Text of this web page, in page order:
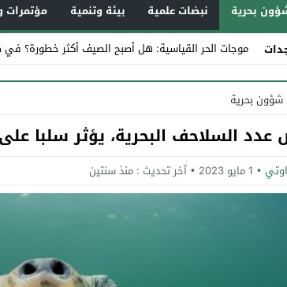
بحرية نبضات علمية بيئة وتنمية مؤتمرات
موجات الحر القياسية: هل أصبح الصيف أكثر خطورة؟ في
Stop
Previous
Next
شؤون بحرية
عدد السلاحف البحرية، يؤثر سلبا
1 مايو 2023 آخر تحديث : منذ سنتين